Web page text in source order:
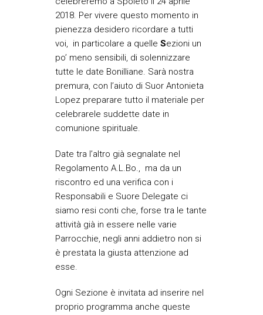
2018. Per vivere questo momento in
pienezza desidero ricordare a tutti
voi, in particolare a quelle Sezioni un
po’ meno sensibili, di solennizzare
tutte le date Bonilliane. Sarà nostra
premura, con l’aiuto di Suor Antonieta
Lopez preparare tutto il materiale per
celebrarele suddette date in
comunione spirituale.
Date tra l’altro già segnalate nel
Regolamento A.L.Bo., ma da un
riscontro ed una verifica con i
Responsabili e Suore Delegate ci
siamo resi conti che, forse tra le tante
attività già in essere nelle varie
Parrocchie, negli anni addietro non si
è prestata la giusta attenzione ad
esse.
Ogni Sezione è invitata ad inserire nel
proprio programma anche queste